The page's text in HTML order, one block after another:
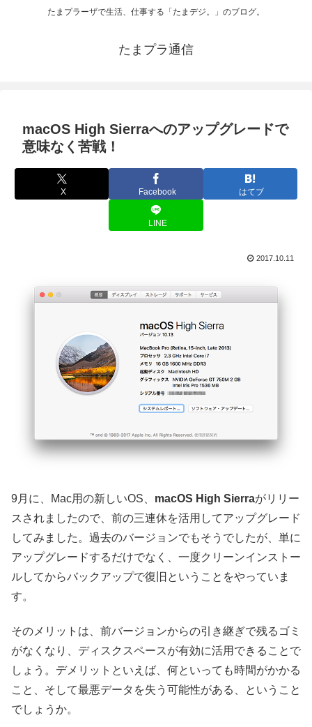
たまプラーザで生活、仕事する「たまデジ。」のブログ。
たまプラ通信
macOS High Sierraへのアップグレードで
意味なく苦戦！
X Facebook はてブ
LINE
2017.10.11
9月に、Mac用の新しいOS、 macOS High Sierraがリリー
スされましたので、前の三連休を活用してアップグレード
してみました。過去のバージョンでもそうでしたが、単に
アップグレードするだけでなく、一度クリーンインストー
ルしてからバックアップで復旧ということをやっていま
す。
そのメリットは、前バージョンからの引き継ぎで残るゴミ
がなくなり、ディスクスペースが有効に活用できることで
しょう。デメリットといえば、何といっても時間がかかる
こと、そして最悪データを失う可能性がある、ということ
でしょうか。